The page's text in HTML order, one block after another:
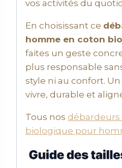
vos activités du
En choisissant ce
homme en coton
faites un geste
plus responsable
style ni au confort.
vivre, durable et
Tous nos débardeurs
biologique pour